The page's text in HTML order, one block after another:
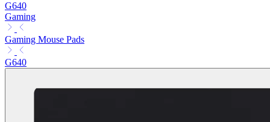
G640
Gaming
Gaming Mouse Pads
G640